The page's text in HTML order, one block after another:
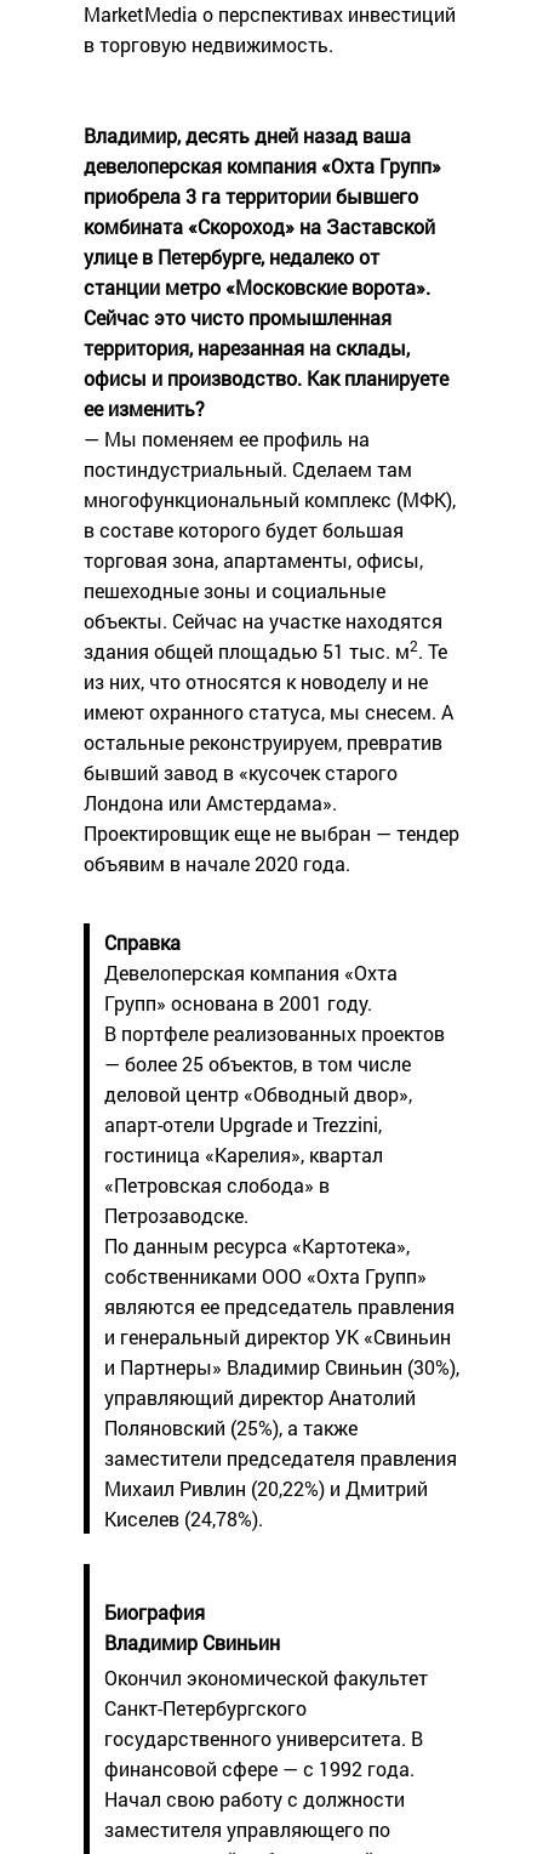
MarketMedia о перспективах инвестиций
в торговую недвижимость.
Владимир, десять дней назад ваша
девелоперская компания «Охта Групп»
приобрела 3 га территории бывшего
комбината «Скороход» на Заставской
улице в Петербурге, недалеко от
станции метро «Московские ворота».
Сейчас это чисто промышленная
территория, нарезанная на склады,
офисы и производство. Как планируете
ее изменить?
— Мы поменяем ее профиль на
постиндустриальный. Сделаем там
многофункциональный комплекс (МФК),
в составе которого будет большая
торговая зона, апартаменты, офисы,
пешеходные зоны и социальные
объекты. Сейчас на участке находятся
здания общей площадью 51 тыс. м2. Те
из них, что относятся к новоделу и не
имеют охранного статуса, мы снесем. А
остальные реконструируем, превратив
бывший завод в «кусочек старого
Лондона или Амстердама».
Проектировщик еще не выбран — тендер
объявим в начале 2020 года.
Справка
Девелоперская компания «Охта
Групп» основана в 2001 году.
В портфеле реализованных проектов
— более 25 объектов, в том числе
деловой центр «Обводный двор»,
апарт-отели Upgrade и Trezzini,
гостиница «Карелия», квартал
«Петровская слобода» в
Петрозаводске.
По данным ресурса «Картотека»,
собственниками ООО «Охта Групп»
являются ее председатель правления
и генеральный директор УК «Свиньин
и Партнеры» Владимир Свиньин (30%),
управляющий директор Анатолий
Поляновский (25%), а также
заместители председателя правления
Михаил Ривлин (20,22%) и Дмитрий
Киселев (24,78%).
Биография
Владимир Свиньин
Окончил экономической факультет
Санкт-Петербургского
государственного университета. В
финансовой сфере — с 1992 года.
Начал свою работу с должности
заместителя управляющего по